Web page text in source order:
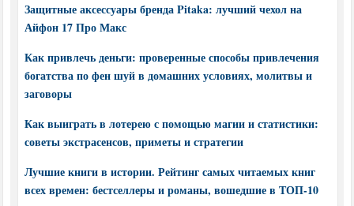
Защитные аксессуары бренда Pitaka: лучший чехол на
Айфон 17 Про Макс
Как привлечь деньги: проверенные способы привлечения
богатства по фен шуй в домашних условиях, молитвы и
заговоры
Как выиграть в лотерею с помощью магии и статистики:
советы экстрасенсов, приметы и стратегии
Лучшие книги в истории. Рейтинг самых читаемых книг
всех времен: бестселлеры и романы, вошедшие в ТОП-10